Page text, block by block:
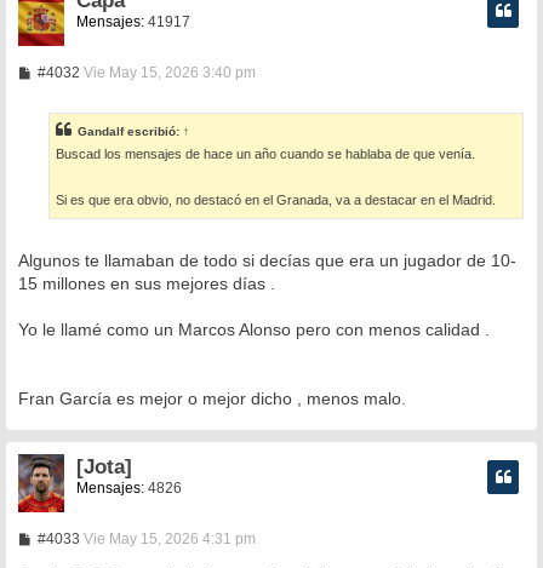
Mensajes:41917
#4032M
a
j
Vie May 15, 2026 3:40 pm
Gandalfescribió: ↑
Buscad los mensajes de hace un año cuando se hablaba de que venía.
Si es que era obvio, no destacó en el Granada, va a destacar en el Madrid.
Algunos te llamaban de todo si decías que era un jugador de 10-
15 millones en sus mejores días .
Yo le llamé como un Marcos Alonso pero con menos calidad .
Fran García es mejor o mejor dicho , menos malo.
[Jota]
Mensajes:4826
#4033MVie May 15, 2026 4:31 pm